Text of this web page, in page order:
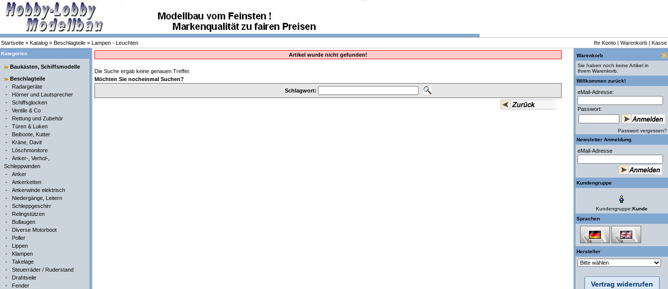
Startseite » Katalog » Beschlagteile » Lampen - Leuchten Ihr Konto | Warenkorb | Kasse
Kategorien
Baukästen, Schiffsmodelle
Beschlagteile
- Radargeräte
- Hörner und Lautsprecher
- Schiffsglocken
- Ventile & Co
- Rettung und Zubehör
- Türen & Luken
- Beiboote, Kutter
- Kräne, Davit
- Löschmonitore
- Anker-, Verhol-,
Schleppwinden
- Anker
- Ankerketten
- Ankerwinde elektrisch
- Niedergänge, Leitern
- Schleppgeschirr
- Relingstützen
- Bullaugen
- Diverse Motorboot
- Poller
- Lippen
- Klampen
- Takelage
- Steuerräder / Ruderstand
- Drahtseile
- Fender
Artikel wurde nicht gefunden!
Die Suche ergab keine genauen Treffer.
Möchten Sie nocheinmal Suchen?
Schlagwort:
Warenkorb
Sie haben noch keine Artikel in
Ihrem Warenkorb.
Willkommen zurück!
eMail-Adresse:
Passwort:
Passwort vergessen?
Newsletter Anmeldung
eMail-Adresse
Kundengruppe
Kundengruppe:Kunde
Sprachen
Hersteller
Vertrag widerrufen